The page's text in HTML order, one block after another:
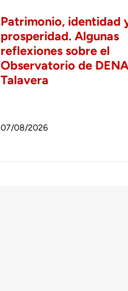
Patrimonio, identidad
prosperidad. Algunas
reflexiones sobre el
Observatorio de
Talavera
07/08/2026